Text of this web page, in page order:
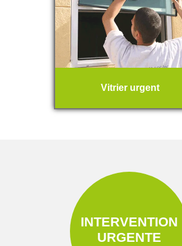
Vitrier urgent
INTERVENTION
URGENTE